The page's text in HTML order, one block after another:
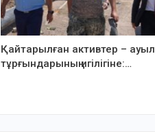
Қайтарылған активтер – ауыл
тұрғындарының игілігіне:…